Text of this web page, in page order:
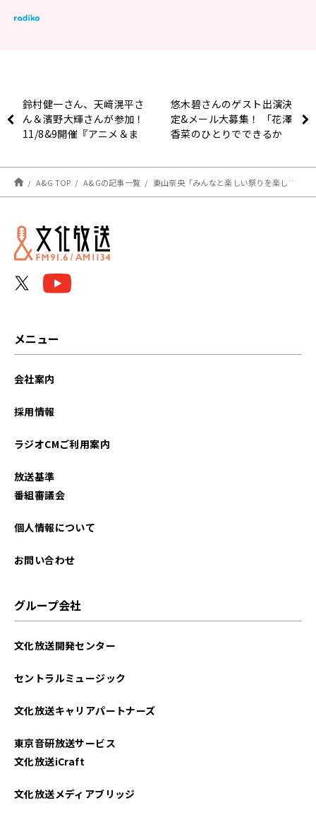
鈴村健一さん、天﨑滉平さ
ん＆濱野大輝さんが参加！
11/8&9開催『アニメ＆ま
悠木碧さんのゲスト出演決
定&メール大募集！ 「花澤
香菜のひとりでできるか
A&G TOP A&Gの記事一覧 東山奈央「みんなと楽しい祭りを楽しむことができる」ニューシングル『とおりゃんせ』に込めた想い！
メニュー
会社案内
採用情報
ラジオCMご利用案内
放送基準
番組審議会
個人情報について
お問い合わせ
グループ会社
文化放送開発センター
セントラルミュージック
文化放送キャリアパートナーズ
東京音研放送サービス
文化放送iCraft
文化放送メディアブリッジ